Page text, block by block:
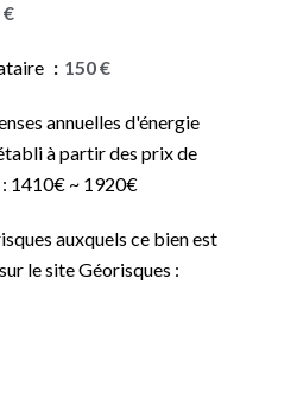
€
150 €
annuelles d'énergie
à partir des prix de
: 1410€ ~ 1920€
auxquels ce bien est
le site Géorisques :